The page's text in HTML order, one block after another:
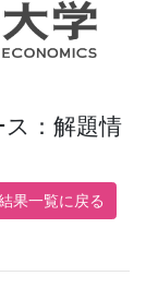
ス：解題情
果一覧に戻る